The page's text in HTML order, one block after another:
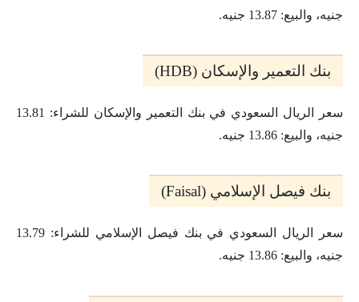
جنيه، والبيع: 13.87 جنيه.
بنك التعمير والإسكان (HDB)
سعر الريال السعودي في بنك التعمير والإسكان للشراء: 13.81
جنيه، والبيع: 13.86 جنيه.
بنك فيصل الإسلامي (Faisal)
سعر الريال السعودي في بنك فيصل الإسلامي للشراء: 13.79
جنيه، والبيع: 13.86 جنيه.